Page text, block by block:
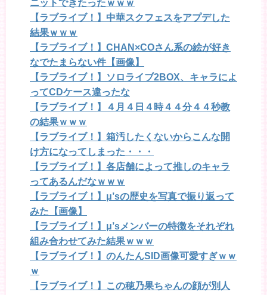
ニットできたったｗｗｗ
【ラブライブ！】中華スクフェスをアプデした
結果ｗｗｗ
【ラブライブ！】CHAN×COさん系の絵が好き
なでたまらない件【画像】
【ラブライブ！】ソロライブ2BOX、キャラによ
ってCDケース違ったな
【ラブライブ！】４月４日４時４４分４４秒教
の結果ｗｗｗ
【ラブライブ！】箱汚したくないからこんな開
け方になってしまった・・・
【ラブライブ！】各店舗によって推しのキャラ
ってあるんだなｗｗｗ
【ラブライブ！】μ’sの歴史を写真で振り返って
みた【画像】
【ラブライブ！】μ’sメンバーの特徴をそれぞれ
組み合わせてみた結果ｗｗｗ
【ラブライブ！】のんたんSID画像可愛すぎｗｗ
ｗ
【ラブライブ！】この穂乃果ちゃんの顔が別人